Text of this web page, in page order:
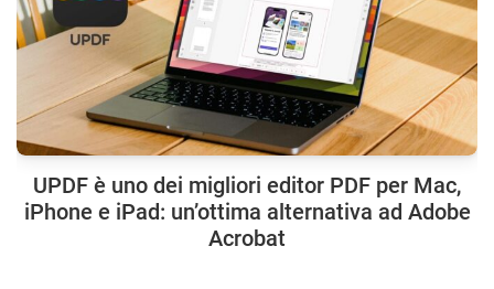
UPDF è uno dei migliori editor PDF per Mac,
iPhone e iPad: un’ottima alternativa ad Adobe
Acrobat